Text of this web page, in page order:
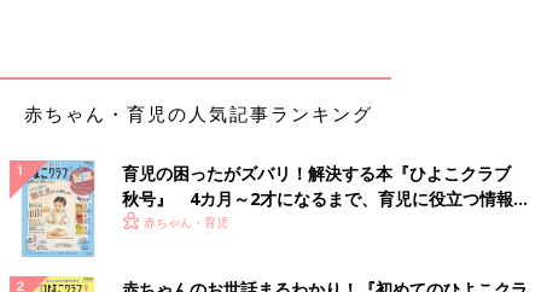
♪
助便座フック」
赤ちゃん・育児の人気記事ランキング
育児の困ったがズバリ！解決する本『ひよこクラブ
秋号』 4カ月～2才になるまで、育児に役立つ情報が
いっぱい！
赤ちゃん・育児